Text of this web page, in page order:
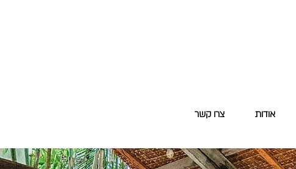
אודות צרו קשר